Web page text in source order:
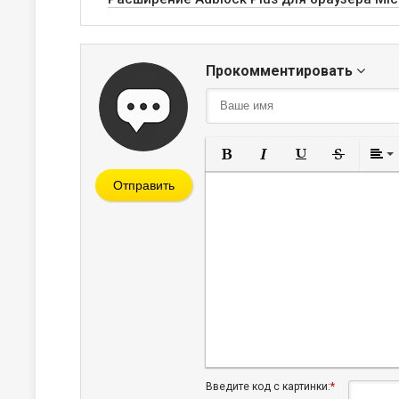
Прокомментировать
Полужирный
Курсив
Введите код с картинки:*
Отправить